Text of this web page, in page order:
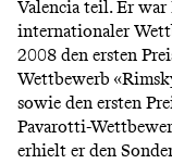
m
e
n
ü
Valencia teil. Er
internationaler
2008 den ersten
Wettbewerb
sowie den ersten
Pavarotti-
erhielt er den